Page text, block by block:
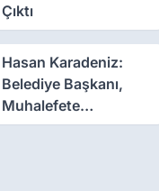
Çıktı
Hasan Karadeniz:
Belediye Başkanı,
Muhalefete
Tahammül Edemiyor